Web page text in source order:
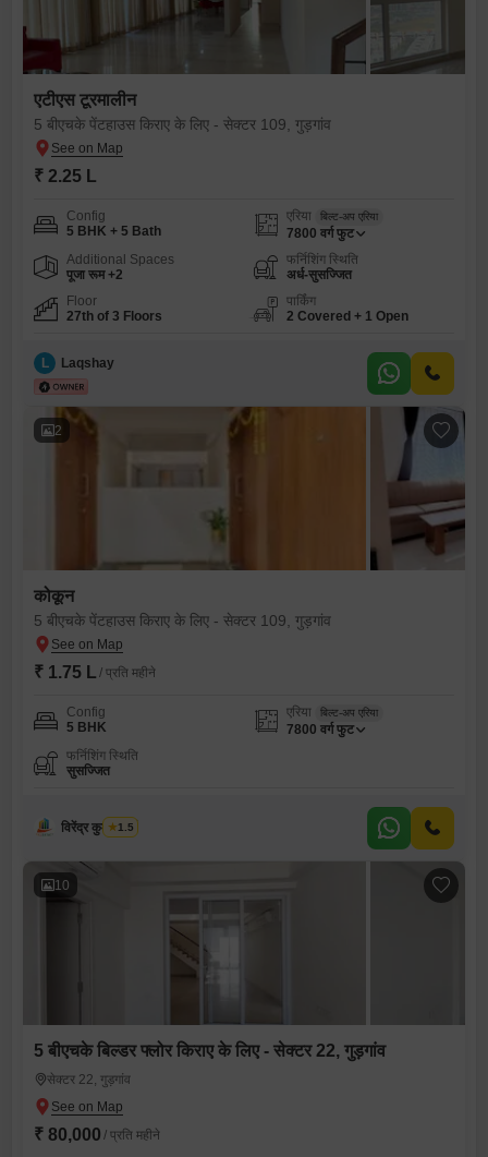
एटीएस टूरमालीन
5 बीएचके पेंटहाउस किराए के लिए - सेक्टर 109, गुड़गांव
₹ 2.25 L
Config
5 BHK + 5 Bath
एरिया बिल्ट-अप एरिया
7800 वर्ग फुट
Additional Spaces
पूजा रूम +2
फर्निशिंग स्थिति
अर्ध-सुसज्जित
Floor
27th of 3 Floors
पार्किंग
2 Covered + 1 Open
L Laqshay
2
कोकून
5 बीएचके पेंटहाउस किराए के लिए - सेक्टर 109, गुड़गांव
₹ 1.75 L / प्रति महीने
Config
5 BHK
एरिया बिल्ट-अप एरिया
7800 वर्ग फुट
फर्निशिंग स्थिति
सुसज्जित
विरेंद्र कुमार शर्मा
1.5
10
5 बीएचके बिल्डर फ्लोर किराए के लिए - सेक्टर 22, गुड़गांव
सेक्टर 22, गुड़गांव
₹ 80,000 / प्रति महीने